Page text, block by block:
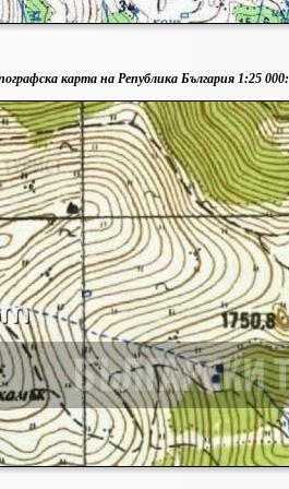
карта на Република България 1:25 000: